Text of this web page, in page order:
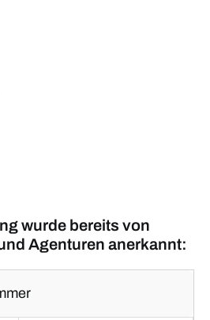
wurde bereits von
Agenturen anerkannt: